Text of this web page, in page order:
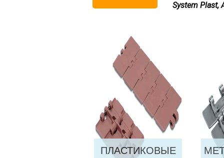
System Plast,
ПЛАСТИКОВЫЕ